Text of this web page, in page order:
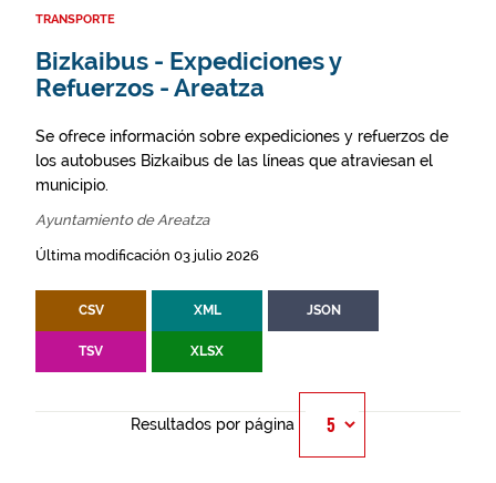
TRANSPORTE
Bizkaibus - Expediciones y
Refuerzos - Areatza
Se ofrece información sobre expediciones y refuerzos de
los autobuses Bizkaibus de las líneas que atraviesan el
municipio.
Ayuntamiento de Areatza
Última modificación 03 julio 2026
CSV XML JSON
TSV XLSX
Resultados por página